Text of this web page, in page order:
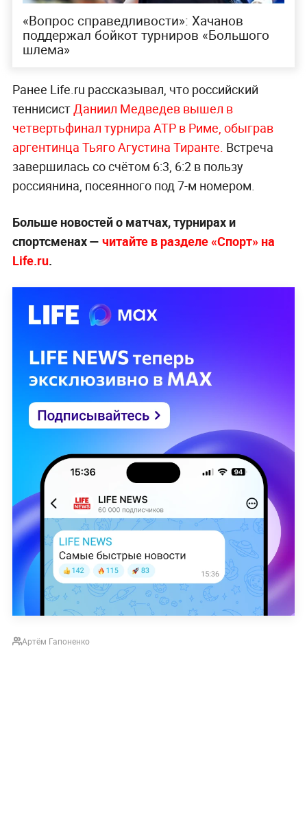
«Вопрос справедливости»: Хачанов
поддержал бойкот турниров «Большого
шлема»
Ранее Life.ru рассказывал, что российский
теннисистДаниил Медведев вышел в
четвертьфинал турнира ATP в Риме, обыграв
аргентинца Тьяго Агустина Тиранте. Встреча
завершилась со счётом 6:3, 6:2 в пользу
россиянина, посеянного под 7-м номером.
Больше новостей о матчах, турнирах и
спортсменах — читайте в разделе «Спорт» на
Life.ru.
Артём Гапоненко